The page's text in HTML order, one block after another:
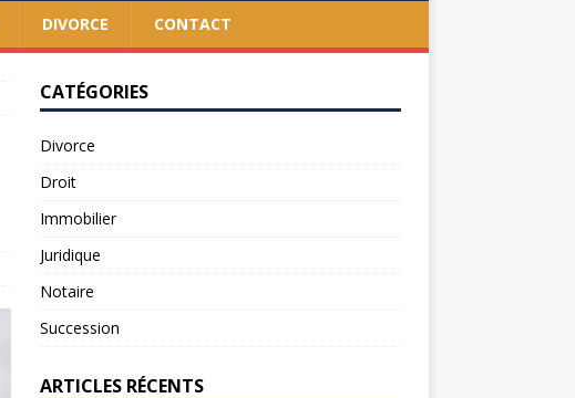
DIVORCE CONTACT
CATÉGORIES
Divorce
Droit
Immobilier
Juridique
Notaire
Succession
ARTICLES RÉCENTS